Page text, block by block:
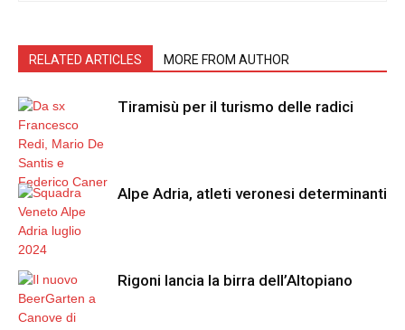
RELATED ARTICLES MORE FROM AUTHOR
Tiramisù per il turismo delle radici
Alpe Adria, atleti veronesi determinanti
Rigoni lancia la birra dell’Altopiano